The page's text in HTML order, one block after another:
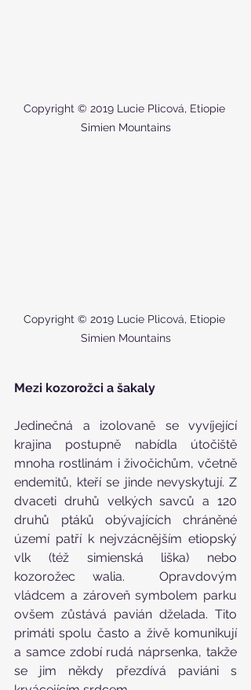
Copyright © 2019 Lucie Plicová, Etiopie
Simien Mountains
Copyright © 2019 Lucie Plicová, Etiopie
Simien Mountains
Mezi kozorožci a šakaly
Jedinečná a izolovaně se vyvíjející
krajina postupně nabídla útočiště
mnoha rostlinám i živočichům, včetně
endemitů, kteří se jinde nevyskytují. Z
dvaceti druhů velkých savců a 120
druhů ptáků obývajících chráněné
území patří k nejvzácnějším etiopský
vlk (též simienská liška) nebo
kozorožec walia.  Opravdovým
vládcem a zároveň symbolem parku
ovšem zůstává pavián dželada. Tito
primáti spolu často a živě komunikují
a samce zdobí rudá náprsenka, takže
se jim někdy přezdívá paviáni s